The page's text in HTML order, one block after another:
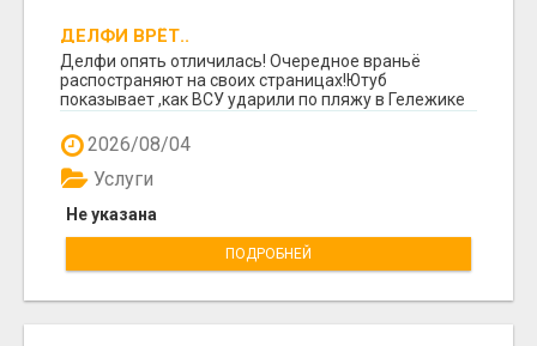
ДЕЛФИ ВРЁТ..
Делфи опять отличилась! Очередное враньё
распостраняют на своих страницах!Ютуб
показывает ,как ВСУ ударили по пляжу в Гележике
2026/08/04
Не указана
Услуги
ПОДРОБНЕЙ